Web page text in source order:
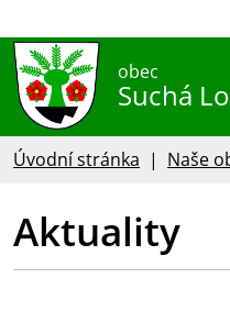
obec
Suchá
Úvodní stránka Naše
Aktuality